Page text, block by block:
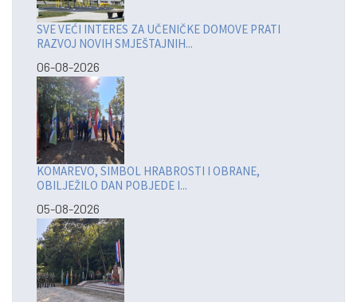
SVE VEĆI INTERES ZA UČENIČKE DOMOVE PRATI
RAZVOJ NOVIH SMJEŠTAJNIH...
06-08-2026
KOMAREVO, SIMBOL HRABROSTI I OBRANE,
OBILJEŽILO DAN POBJEDE I...
05-08-2026